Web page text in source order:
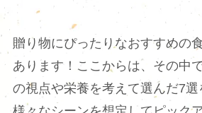
贈り物にぴったりなおすすめの
あります！ここからは、その中
の視点や栄養を考えて選んだ7選